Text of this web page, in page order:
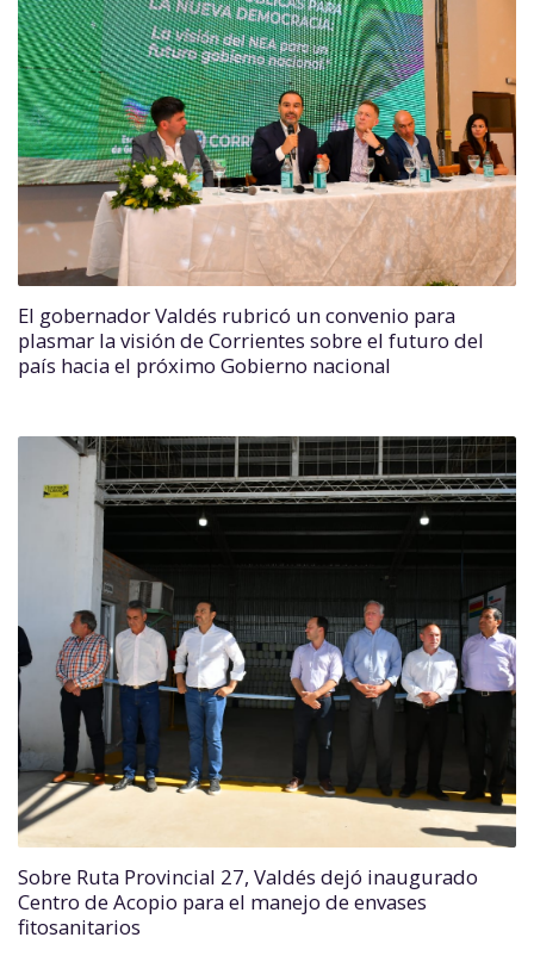
El gobernador Valdés rubricó un convenio para
plasmar la visión de Corrientes sobre el futuro del
país hacia el próximo Gobierno nacional
Sobre Ruta Provincial 27, Valdés dejó inaugurado
Centro de Acopio para el manejo de envases
fitosanitarios